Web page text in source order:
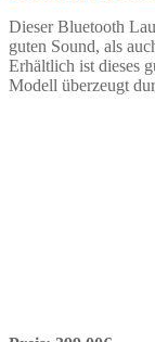
Dieser Bluetooth
guten Sound, als
Erhältlich ist dieses
Modell überzeugt